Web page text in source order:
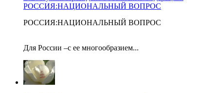
РОССИЯ:НАЦИОНАЛЬНЫЙ ВОПРОС
РОССИЯ:НАЦИОНАЛЬНЫЙ ВОПРОС
Для России –с ее многообразием...